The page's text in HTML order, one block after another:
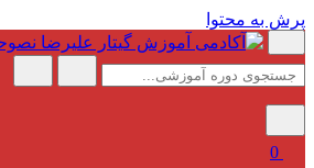
پرش به محتوا
0